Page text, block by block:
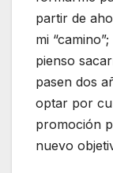
partir de
mi
pienso
pasen dos
optar por
promoción
nuevo